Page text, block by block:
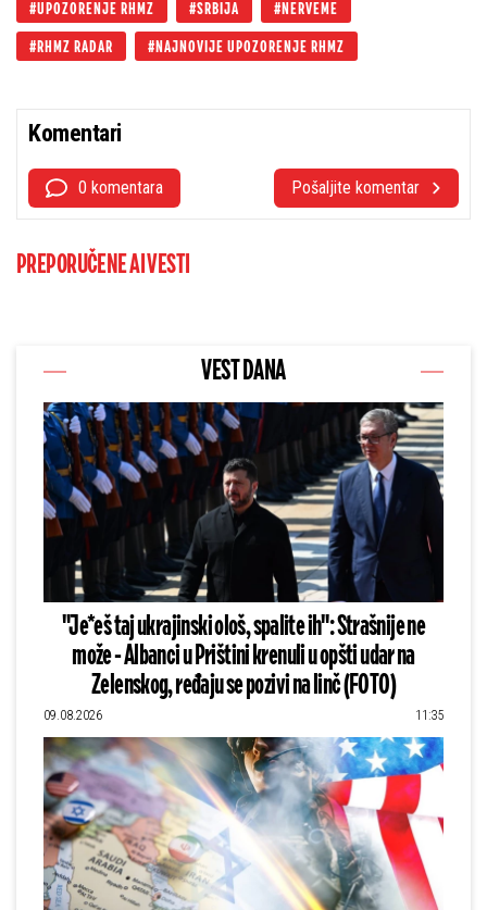
UPOZORENJE RHMZ SRBIJA NERVEME
RHMZ RADAR NAJNOVIJE UPOZORENJE RHMZ
Komentari
0 komentara Pošaljite komentar
PREPORUČENE AI VESTI
VEST DANA
"Je*eš taj ukrajinski ološ, spalite ih": Strašnije ne
može - Albanci u Prištini krenuli u opšti udar na
Zelenskog, ređaju se pozivi na linč (FOTO)
09.08.2026 11:35